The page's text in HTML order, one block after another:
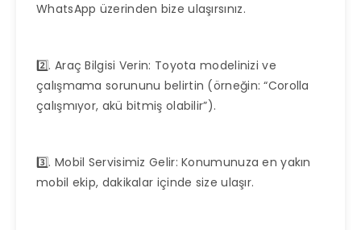
WhatsApp üzerinden bize ulaşırsınız.
2️⃣. Araç Bilgisi Verin: Toyota modelinizi ve
çalışmama sorununu belirtin (örneğin: “Corolla
çalışmıyor, akü bitmiş olabilir”).
3️⃣. Mobil Servisimiz Gelir: Konumunuza en yakın
mobil ekip, dakikalar içinde size ulaşır.